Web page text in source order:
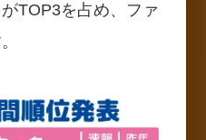
TOP3を占め、ファ